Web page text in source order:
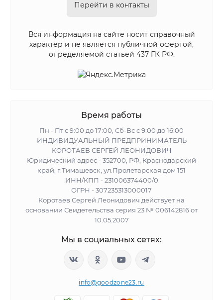
Перейти в контакты
Вся информация на сайте носит справочный
характер и не является публичной офертой,
определяемой статьей 437 ГК РФ.
Время работы
Пн - Пт с 9:00 до 17:00, Сб-Вс с 9:00 до 16:00
ИНДИВИДУАЛЬНЫЙ ПРЕДПРИНИМАТЕЛЬ
КОРОТАЕВ СЕРГЕЙ ЛЕОНИДОВИЧ
Юридический адрес - 352700, РФ, Краснодарский
край, г.Тимашевск, ул.Пролетарская дом 151
ИНН/КПП - 231006374400/0
ОГРН - 307235313000017
Коротаев Сергей Леонидович действует на
основании Свидетельства серия 23 № 006142816 от
10.05.2007
Мы в социальных сетях:
info@goodzone23.ru